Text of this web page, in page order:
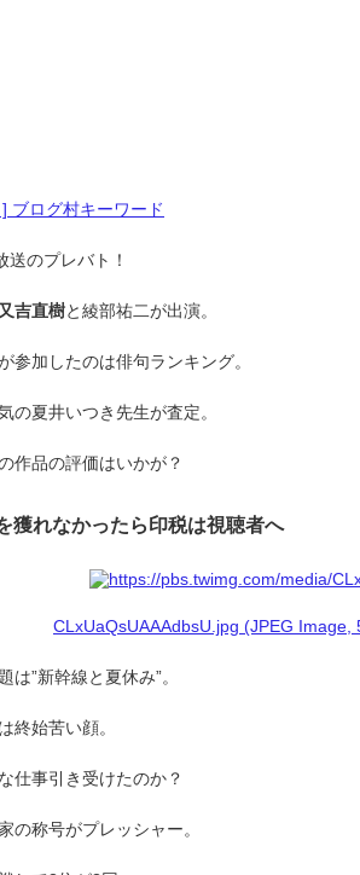
ブログ村キーワード
送のプレバト！
又吉直樹と綾部祐二が出演。
参加したのは俳句ランキング。
の夏井いつき先生が査定。
作品の評価はいかが？
獲れなかったら印税は視聴者へ
CLxUaQsUAAAdbsU.jpg (JPEG Image,
は”新幹線と夏休み”。
は終始苦い顔。
仕事引き受けたのか？
の称号がプレッシャー。